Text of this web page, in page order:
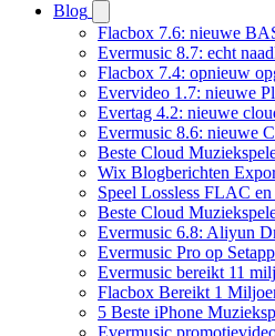
Blog
Flacbox 7.6: nieuwe
Evermusic 8.7: echt
Flacbox 7.4: opnieuw
Evervideo 1.7: nieuwe
Evertag 4.2: nieuwe
Evermusic 8.6: nieuwe
Beste Cloud
Wix Blogberichten
Speel Lossless FLAC
Beste Cloud
Evermusic 6.8: Aliyun
Evermusic Pro op
Evermusic bereikt 11
Flacbox Bereikt 1
5 Beste iPhone
Evermusic